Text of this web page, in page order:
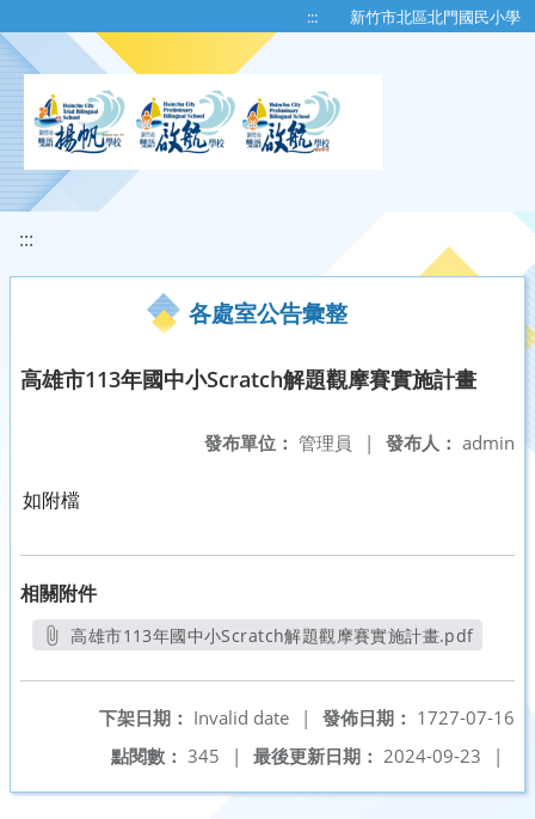
::: 新竹市北區北門國民小學
:::
各處室公告彙整
高雄市113年國中小Scratch解題觀摩賽實施計畫
發布人： admin
發布單位： 管理員 |
如附檔
相關附件
高雄市113年國中小Scratch解題觀摩賽實施計畫.pdf
發佈日期： 1727-07-16
下架日期： Invalid date
|
最後更新日期： 2024-09-23 |
點閱數： 345 |